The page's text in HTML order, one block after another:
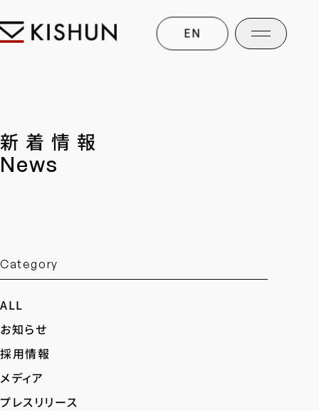
EN
新着情報
News
Category
ALL
お知らせ
採用情報
メディア
プレスリリース